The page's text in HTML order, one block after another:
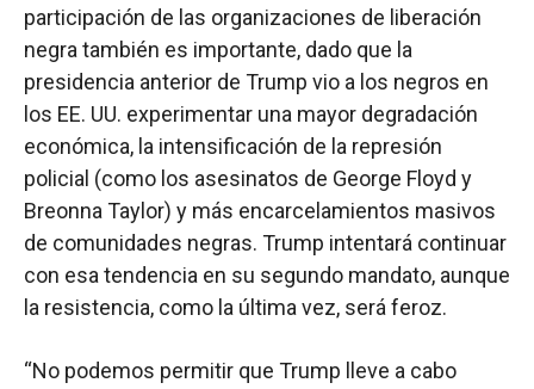
participación de las organizaciones de liberación
negra también es importante, dado que la
presidencia anterior de Trump vio a los negros en
los EE. UU. experimentar una mayor degradación
económica, la intensificación de la represión
policial (como los asesinatos de George Floyd y
Breonna Taylor) y más encarcelamientos masivos
de comunidades negras. Trump intentará continuar
con esa tendencia en su segundo mandato, aunque
la resistencia, como la última vez, será feroz.
“No podemos permitir que Trump lleve a cabo